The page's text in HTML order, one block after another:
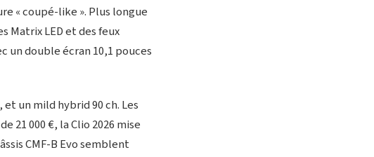
« coupé-like ». Plus longue
Matrix LED et des feux
un double écran 10,1 pouces
et un mild hybrid 90 ch. Les
21 000 €, la Clio 2026 mise
CMF-B Evo semblent